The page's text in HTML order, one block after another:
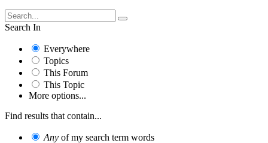
Search In
Everywhere
Topics
This Forum
This Topic
More options...
Find results that contain...
Any of my search term words